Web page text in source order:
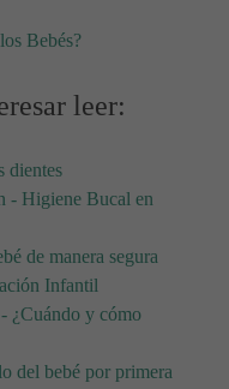
Bebés?
leer:
dientes
- Higiene Bucal en
de manera segura
Infantil
¿Cuándo y cómo
del bebé por primera